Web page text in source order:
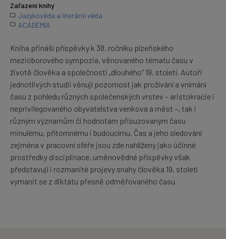
Zařazení knihy
Jazykověda a literární věda
ACADEMIA
Kniha přináší příspěvky k 38. ročníku plzeňského
mezioborového sympozia, věnovaného tématu času v
životě člověka a společnosti „dlouhého“ 19. století. Autoři
jednotlivých studií věnují pozornost jak prožívání a vnímání
času z pohledu různých společenských vrstev – aristokracie i
neprivilegovaného obyvatelstva venkova a měst –, tak i
různým významům či hodnotám přisuzovaným času
minulému, přítomnému i budoucímu. Čas a jeho sledování
zejména v pracovní sféře jsou zde nahlíženy jako účinné
prostředky disciplinace, uměnovědné příspěvky však
představují i rozmanité projevy snahy člověka 19. století
vymanit se z diktátu přesně odměřovaného času.